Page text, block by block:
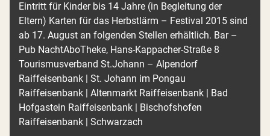
Eintritt für Kinder bis 14 Jahre (in Begleitung der
Eltern) Karten für das Herbstlärm – Festival 2015 sind
ab 17. August an folgenden Stellen erhältlich. Bar –
Pub NachtAboTheke, Hans-Kappacher-Straße 8
Tourismusverband St.Johann – Alpendorf
Raiffeisenbank | St. Johann im Pongau
Raiffeisenbank | Altenmarkt Raiffeisenbank | Bad
Hofgastein Raiffeisenbank | Bischofshofen
Raiffeisenbank | Schwarzach